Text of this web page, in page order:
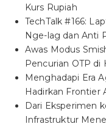
Kurs Rupiah
TechTalk #166:
Nge-lag dan Anti
Awas Modus
Pencurian OTP di
Menghadapi Era
Hadirkan Frontier
Dari Eksperimen
Infrastruktur